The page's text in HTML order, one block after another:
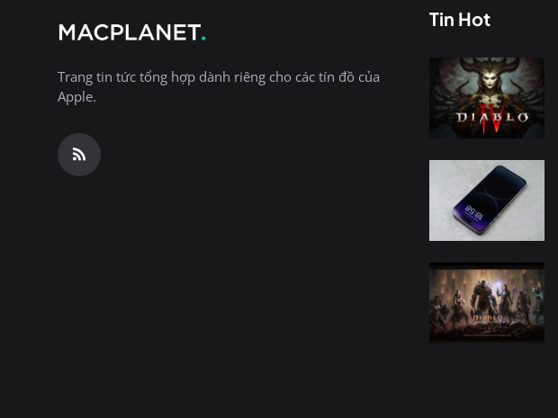
Trang tin tức tổng hợp dành riêng cho các tín đồ của
Apple.
Tin Hot